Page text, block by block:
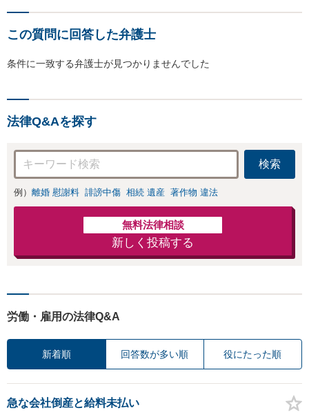
この質問に回答した弁護士
条件に一致する弁護士が見つかりませんでした
法律Q&Aを探す
検索
例） 離婚 慰謝料 誹謗中傷 相続 遺産 著作物 違法
無料法律相談
新しく投稿する
労働・雇用の法律Q&A
新着順 回答数が多い順 役にたった順
急な会社倒産と給料未払い